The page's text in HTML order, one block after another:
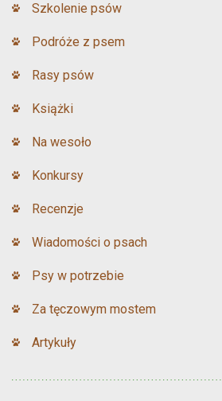
Szkolenie psów
Podróże z psem
Rasy psów
Książki
Na wesoło
Konkursy
Recenzje
Wiadomości o psach
Psy w potrzebie
Za tęczowym mostem
Artykuły